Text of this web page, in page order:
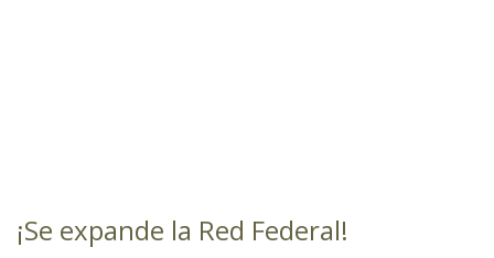
¡Se expande la Red Federal!